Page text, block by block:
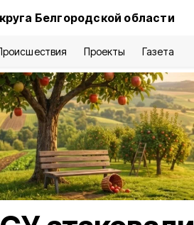
Белгородской области
Проекты Газета